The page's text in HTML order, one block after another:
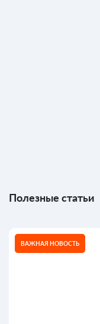
Полезные статьи
ВАЖНАЯ НОВОСТЬ